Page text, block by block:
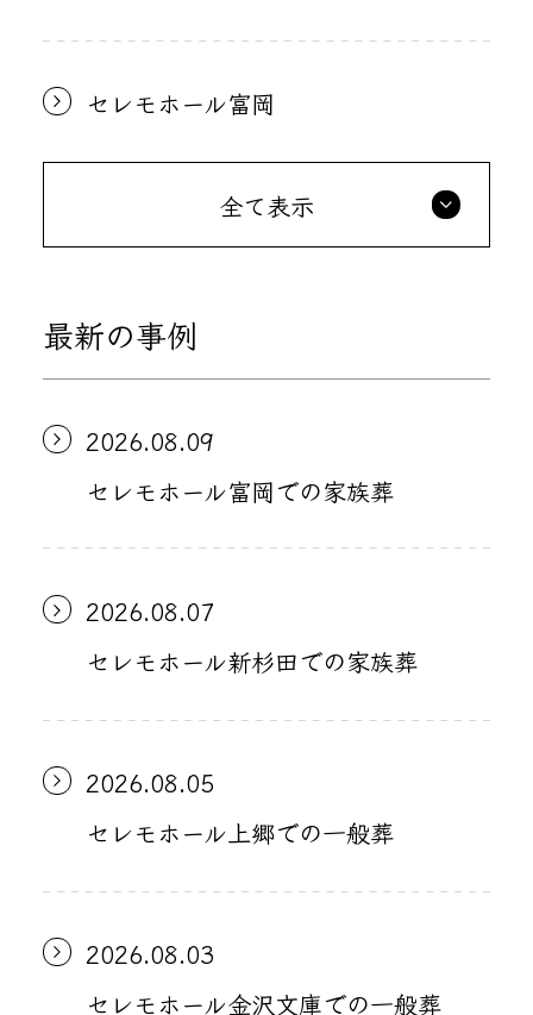
セレモホール富岡
全て表示
最新の事例
2026.08.09
セレモホール富岡での家族葬
2026.08.07
セレモホール新杉田での家族葬
2026.08.05
セレモホール上郷での一般葬
2026.08.03
セレモホール金沢文庫での一般葬